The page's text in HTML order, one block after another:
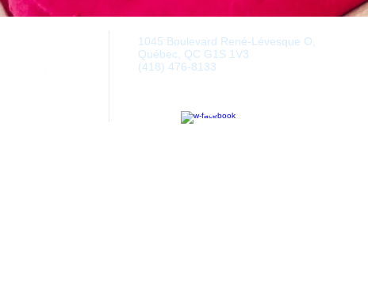
1045 Boulevard René-Lévesque O,
Québec, QC G1S 1V3
(418) 476-8133